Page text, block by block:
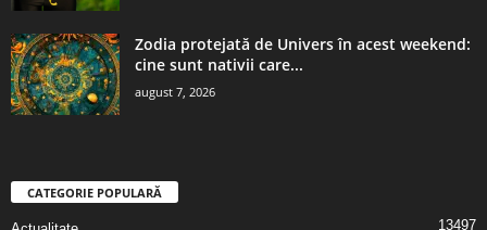
Zodia protejată de Univers în acest weekend:
cine sunt nativii care...
august 7, 2026
CATEGORIE POPULARĂ
13497